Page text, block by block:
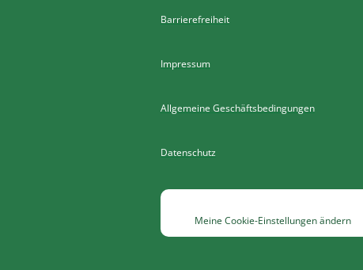
Barrierefreiheit
Impressum
Allgemeine Geschäftsbedingungen
Datenschutz
Meine Cookie-Einstellungen ändern